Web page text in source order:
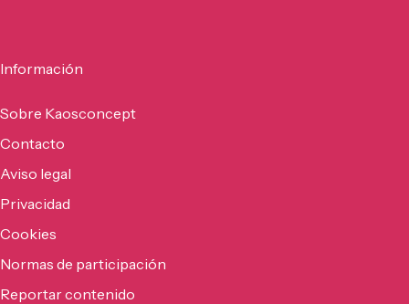
Información
Sobre Kaosconcept
Contacto
Aviso legal
Privacidad
Cookies
Normas de participación
Reportar contenido